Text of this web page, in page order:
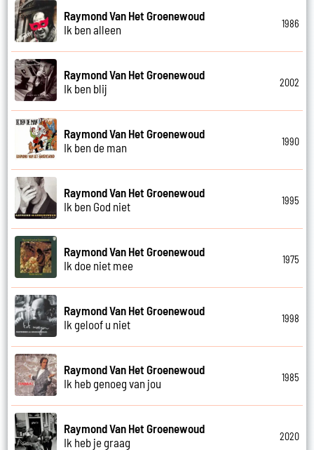
Raymond Van Het Groenewoud
Ik ben alleen
1986
Raymond Van Het Groenewoud
Ik ben blij
2002
Raymond Van Het Groenewoud
Ik ben de man
1990
Raymond Van Het Groenewoud
Ik ben God niet
1995
Raymond Van Het Groenewoud
Ik doe niet mee
1975
Raymond Van Het Groenewoud
Ik geloof u niet
1998
Raymond Van Het Groenewoud
Ik heb genoeg van jou
1985
Raymond Van Het Groenewoud
Ik heb je graag
2020